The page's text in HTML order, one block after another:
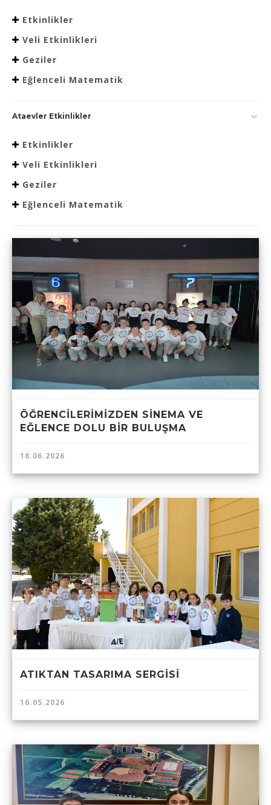
Etkinlikler
Veli Etkinlikleri
Geziler
Eğlenceli Matematik
Ataevler Etkinlikler
Etkinlikler
Veli Etkinlikleri
Geziler
Eğlenceli Matematik
ÖĞRENCİLERİMİZDEN SİNEMA VE
EĞLENCE DOLU BİR BULUŞMA
18.06.2026
ATIKTAN TASARIMA SERGİSİ
16.05.2026